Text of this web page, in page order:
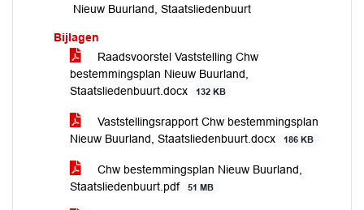
Nieuw Buurland, Staatsliedenbuurt
Bijlagen
Raadsvoorstel Vaststelling Chw
bestemmingsplan Nieuw Buurland,
Staatsliedenbuurt.docx
132 KB
Vaststellingsrapport Chw bestemmingsplan
Nieuw Buurland, Staatsliedenbuurt.docx
186 KB
Chw bestemmingsplan Nieuw Buurland,
Staatsliedenbuurt.pdf
51 MB